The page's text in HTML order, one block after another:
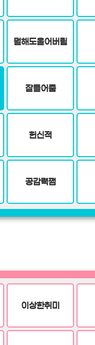
뭘해도울어버림
잘들어줌
헌신적
공감력쩜
이상한취미